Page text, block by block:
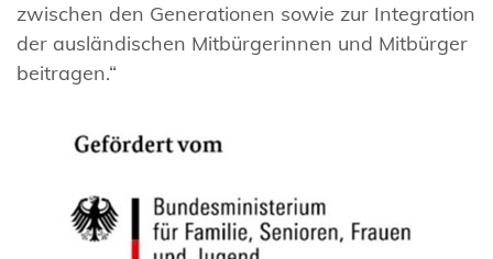
zwischen den Generationen sowie zur Integration
der ausländischen Mitbürgerinnen und Mitbürger
beitragen.“